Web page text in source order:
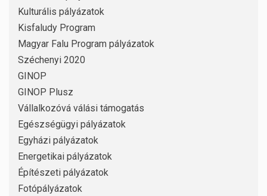
Kulturális pályázatok
Kisfaludy Program
Magyar Falu Program pályázatok
Széchenyi 2020
GINOP
GINOP Plusz
Vállalkozóvá válási támogatás
Egészségügyi pályázatok
Egyházi pályázatok
Energetikai pályázatok
Építészeti pályázatok
Fotópályázatok